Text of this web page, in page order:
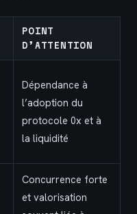
POINT
D’ATTENTION
Dépendance à
l’adoption du
protocole 0x et à
la liquidité
Concurrence forte
et valorisation